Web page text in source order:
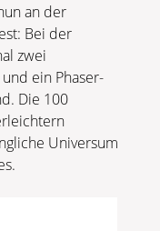
an der
Bei der
zwei
ein Phaser-
Die 100
Universum